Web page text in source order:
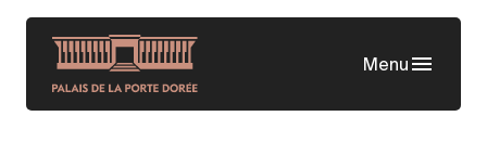
Aller
contenu
principal
Menu